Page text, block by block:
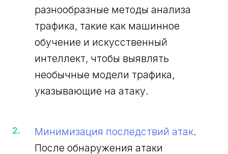
разнообразные методы анализа
трафика, такие как машинное
обучение и искусственный
интеллект, чтобы выявлять
необычные модели трафика,
указывающие на атаку.
Минимизация последствий атак.
После обнаружения атаки